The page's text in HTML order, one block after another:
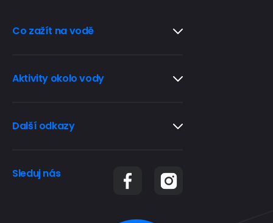
Co zažít na vodě
Aktivity okolo vody
Další odkazy
Sleduj nás